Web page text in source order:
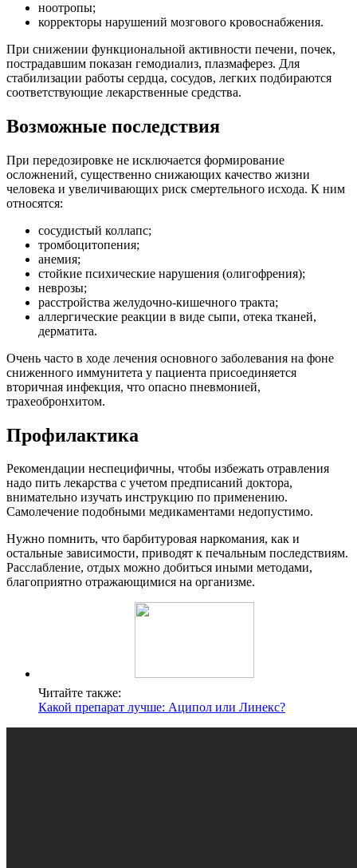
ноотропы;
корректоры нарушений мозгового кровоснабжения.
При снижении функциональной активности печени, почек,
пострадавшим показан гемодиализ, плазмаферез. Для
стабилизации работы сердца, сосудов, легких подбираются
соответствующие лекарственные средства.
Возможные последствия
При передозировке не исключается формирование
осложнений, существенно снижающих качество жизни
человека и увеличивающих риск смертельного исхода. К ним
относятся:
сосудистый коллапс;
тромбоцитопения;
анемия;
стойкие психические нарушения (олигофрения);
неврозы;
расстройства желудочно-кишечного тракта;
аллергические реакции в виде сыпи, отека тканей,
дерматита.
Очень часто в ходе лечения основного заболевания на фоне
сниженного иммунитета у пациента присоединяется
вторичная инфекция, что опасно пневмонией,
трахеобронхитом.
Профилактика
Рекомендации неспецифичны, чтобы избежать отравления
надо пить лекарства с учетом предписаний доктора,
внимательно изучать инструкцию по применению.
Самолечение подобными медикаментами недопустимо.
Нужно помнить, что барбитуровая наркомания, как и
остальные зависимости, приводят к печальным последствиям.
Расслабление, отдых можно добиться иными методами,
благоприятно отражающимися на организме.
Читайте также:
Какой препарат лучше: Аципол или Линекс?